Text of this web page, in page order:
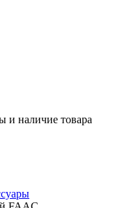
и наличие товара